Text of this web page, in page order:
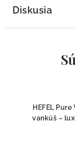
Diskusia
HEFEL Pure
vankúš –